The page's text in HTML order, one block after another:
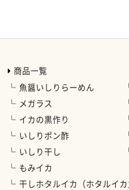
商品一覧
魚醤いしりらーめん
メガラス
イカの黒作り
いしりポン酢
いしり干し
もみイカ
干しホタルイカ（ホタルイカ